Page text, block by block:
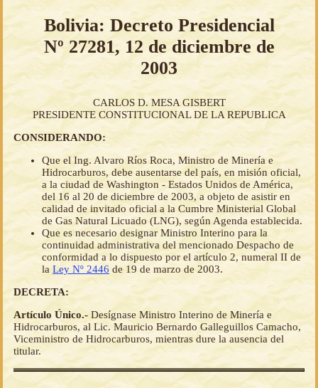
Bolivia: Decreto Presidencial
Nº 27281, 12 de diciembre de
2003
CARLOS D. MESA GISBERT
PRESIDENTE CONSTITUCIONAL DE LA REPUBLICA
CONSIDERANDO:
Que el Ing. Alvaro Ríos Roca, Ministro de Minería e
Hidrocarburos, debe ausentarse del país, en misión oficial,
a la ciudad de Washington - Estados Unidos de América,
del 16 al 20 de diciembre de 2003, a objeto de asistir en
calidad de invitado oficial a la Cumbre Ministerial Global
de Gas Natural Licuado (LNG), según Agenda establecida.
Que es necesario designar Ministro Interino para la
continuidad administrativa del mencionado Despacho de
conformidad a lo dispuesto por el artículo 2, numeral II de
la Ley Nº 2446 de 19 de marzo de 2003.
DECRETA:
Artículo Único.- Desígnase Ministro Interino de Minería e
Hidrocarburos, al Lic. Mauricio Bernardo Galleguillos Camacho,
Viceministro de Hidrocarburos, mientras dure la ausencia del
titular.